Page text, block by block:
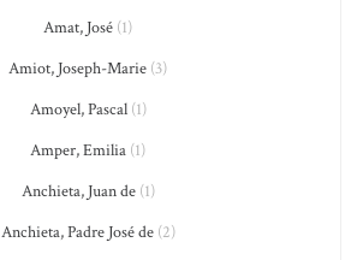
Amat, José (1)
Amiot, Joseph-Marie (3)
Amoyel, Pascal(1)
Amper, Emilia (1)
Anchieta, Juan de(1)
Anchieta, Padre José de(2)